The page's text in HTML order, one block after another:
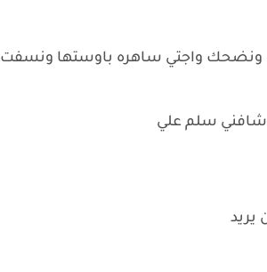
ونضحك واجتي ساهره باوستها ونسفت
شافني سلم علي
يريد